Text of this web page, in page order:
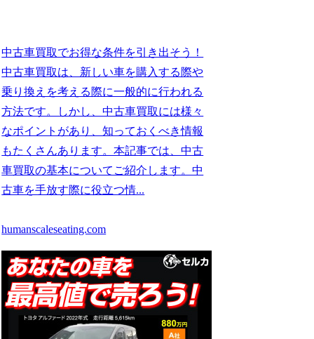
中古車買取でお得な条件を引き出そう！
中古車買取は、新しい車を購入する際や
乗り換えを考える際に一般的に行われる
方法です。しかし、中古車買取には様々
なポイントがあり、知っておくべき情報
もたくさんあります。本記事では、中古
車買取の基本についてご紹介します。中
古車を手放す際に役立つ情...
humanscaleseating.com